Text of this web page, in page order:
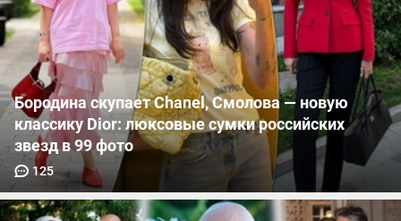
Бородина скупает Chanel, Смолова — новую
классику Dior: люксовые сумки российских
звезд в 99 фото
125